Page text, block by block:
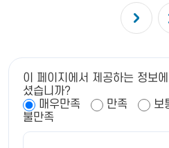
이 페이지에서 제공하는 정보
셨습니까?
매우만족
만족 보
불만족